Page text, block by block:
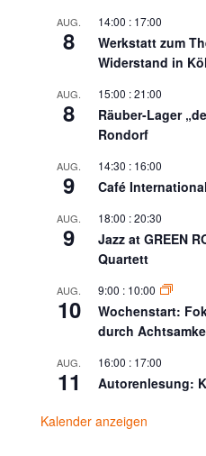
AUG.
8
14:00 : 17:00
Werkstatt zum
Widerstand in
AUG.
8
15:00 :21:00
Räuber-Lager
Rondorf
AUG.
9
14:30 : 16:00
Café International
AUG.
9
18:00 :20:30
Jazz at GREEN
Quartett
AUG.
10
9:00 : 10:00
Wochenstart:
durch
AUG.
11
16:00 : 17:00
Autorenlesung:
Kalender anzeigen